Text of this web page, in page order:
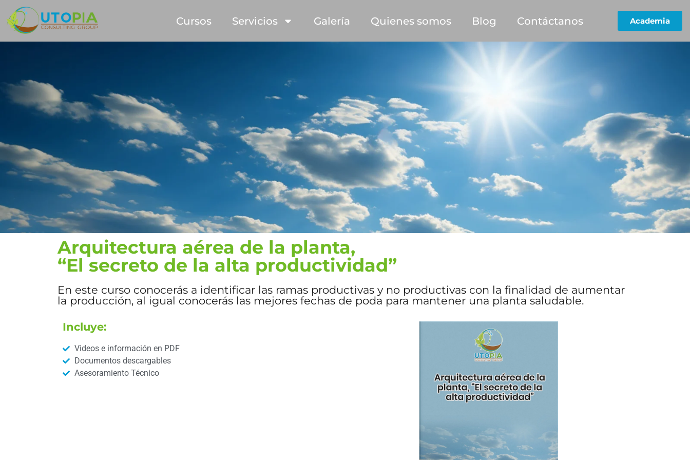
Cursos Servicios Galería Quienes somos Blog Contáctanos Academia
Arquitectura aérea de la planta,
“El secreto de la alta productividad”
En este curso conocerás a identificar las ramas productivas y no productivas con la finalidad de aumentar
la producción, al igual conocerás las mejores fechas de poda para mantener una planta saludable.
Incluye:
Videos e información en PDF
Documentos descargables
Asesoramiento Técnico